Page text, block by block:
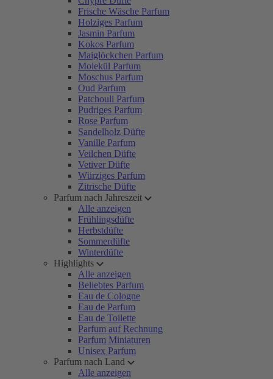
Frische Wäsche Parfum
Holziges Parfum
Jasmin Parfum
Kokos Parfum
Maiglöckchen Parfum
Molekül Parfum
Moschus Parfum
Oud Parfum
Patchouli Parfum
Pudriges Parfum
Rose Parfum
Sandelholz Düfte
Vanille Parfum
Veilchen Düfte
Vetiver Düfte
Würziges Parfum
Zitrische Düfte
Parfum nach Jahreszeit
Alle anzeigen
Frühlingsdüfte
Herbstdüfte
Sommerdüfte
Winterdüfte
Highlights
Alle anzeigen
Beliebtes Parfum
Eau de Cologne
Eau de Parfum
Eau de Toilette
Parfum auf Rechnung
Parfum Miniaturen
Unisex Parfum
Parfum nach Land
Alle anzeigen